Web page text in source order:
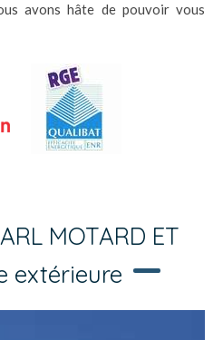
avons hâte de pouvoir vous
MOTARD ET
extérieure